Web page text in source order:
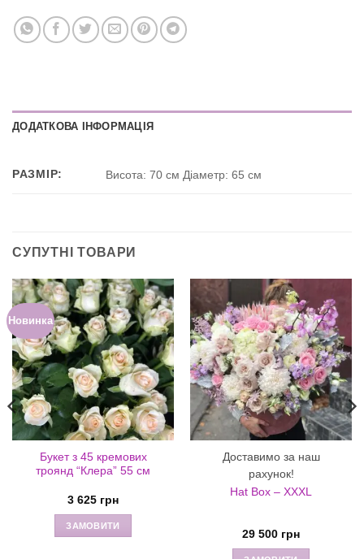
ДОДАТКОВА ІНФОРМАЦІЯ
РАЗМІР: Висота: 70 см Діаметр: 65 см
СУПУТНІ ТОВАРИ
Новинка
Букет з 45 кремових
троянд “Клера” 55 см
3 625 грн
ЗАМОВИТИ
Доставимо за наш
рахунок!
Hat Box – XXXL
29 500 грн